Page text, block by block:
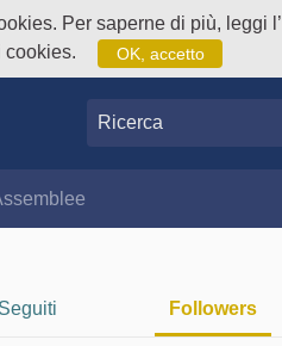
Per saperne di più, leggi l’
cookies.
OK, accetto
Ricerca
Seguiti Followers